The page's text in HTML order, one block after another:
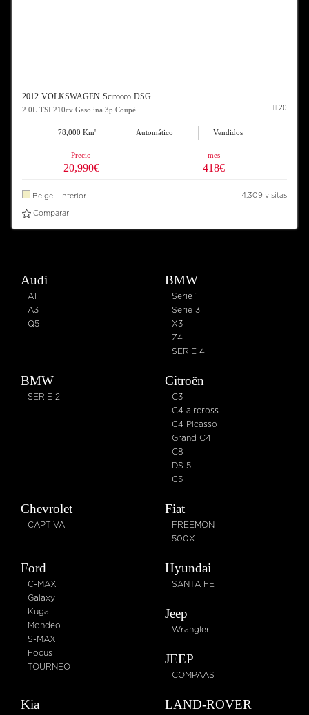
2012 VOLKSWAGEN Scirocco DSG
20
2.0L TSI 210cv Gasolina 3p Coupé
78,000 Km' Automático Vendidos
Precio
20,990€
mes
418€
4,309 visitas
Beige - Interior
Comparar
Audi
A1
A3
Q5
BMW
Serie 1
Serie 3
X3
Z4
SERIE 4
BMW
SERIE 2
Citroën
C3
C4 aircross
C4 Picasso
Grand C4
C8
DS 5
C5
Chevrolet
CAPTIVA
Fiat
FREEMON
500X
Ford
C-MAX
Galaxy
Kuga
Mondeo
S-MAX
Focus
TOURNEO
Hyundai
SANTA FE
Jeep
Wrangler
JEEP
COMPAAS
Kia LAND-ROVER